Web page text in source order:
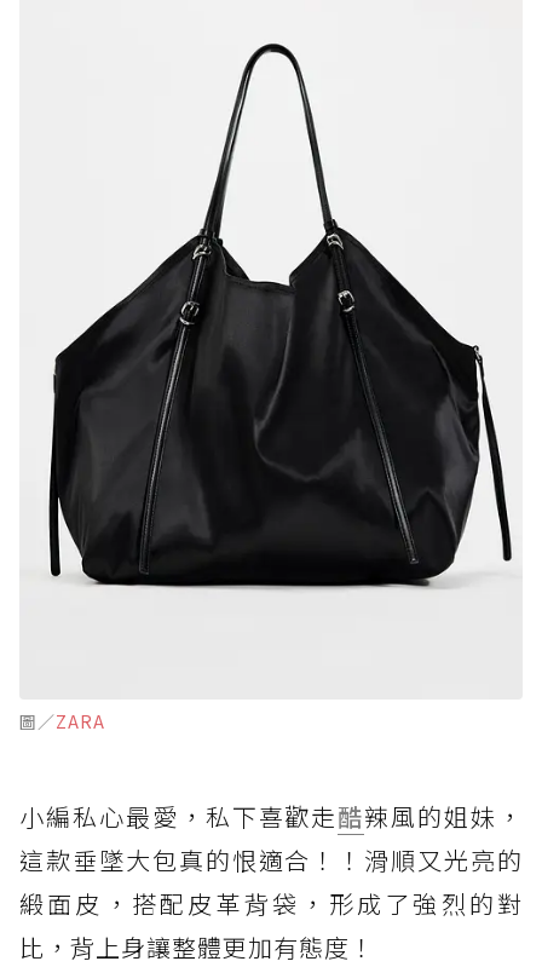
圖／ZARA
小編私心最愛，私下喜歡走酷辣風的姐妹，
這款垂墜大包真的恨適合！！滑順又光亮的
緞面皮，搭配皮革背袋，形成了強烈的對
比，背上身讓整體更加有態度！